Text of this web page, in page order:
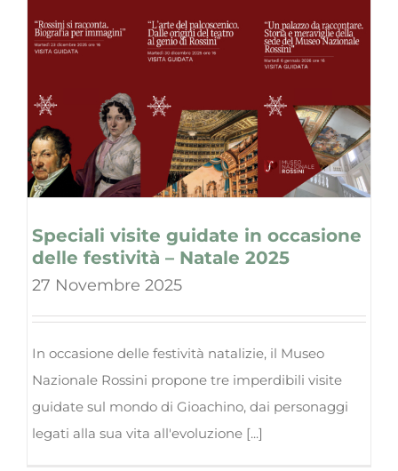
Speciali visite guidate in occasione
delle festività – Natale 2025
27 Novembre 2025
In occasione delle festività natalizie, il Museo
Nazionale Rossini propone tre imperdibili visite
guidate sul mondo di Gioachino, dai personaggi
legati alla sua vita all'evoluzione [...]